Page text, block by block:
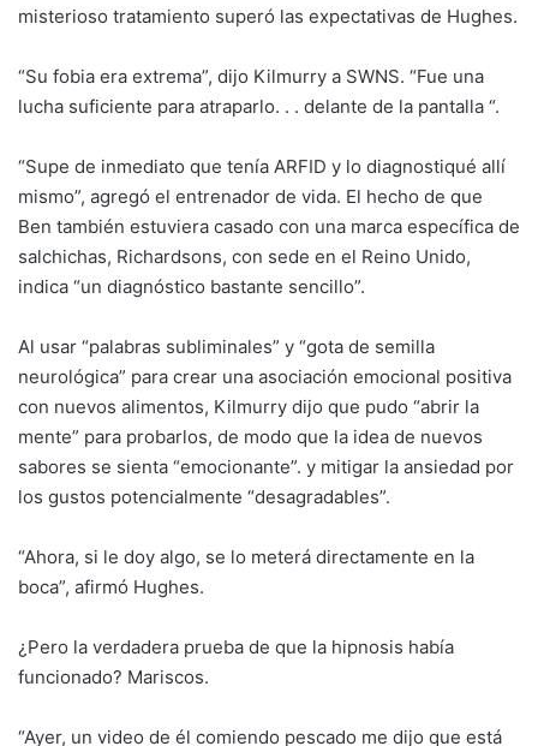
misterioso tratamiento superó las expectativas de Hughes.
“Su fobia era extrema”, dijo Kilmurry a SWNS. “Fue una
lucha suficiente para atraparlo. . . delante de la pantalla “.
“Supe de inmediato que tenía ARFID y lo diagnostiqué allí
mismo”, agregó el entrenador de vida. El hecho de que
Ben también estuviera casado con una marca específica de
salchichas, Richardsons, con sede en el Reino Unido,
indica “un diagnóstico bastante sencillo”.
Al usar “palabras subliminales” y “gota de semilla
neurológica” para crear una asociación emocional positiva
con nuevos alimentos, Kilmurry dijo que pudo “abrir la
mente” para probarlos, de modo que la idea de nuevos
sabores se sienta “emocionante”. y mitigar la ansiedad por
los gustos potencialmente “desagradables”.
“Ahora, si le doy algo, se lo meterá directamente en la
boca”, afirmó Hughes.
¿Pero la verdadera prueba de que la hipnosis había
funcionado? Mariscos.
“Ayer, un video de él comiendo pescado me dijo que está